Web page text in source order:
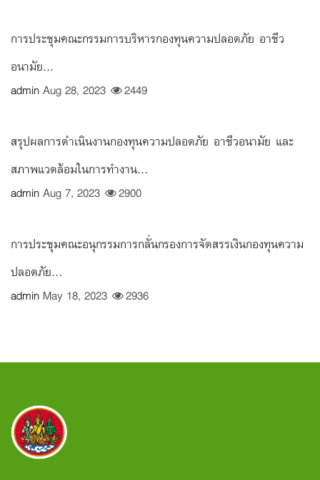
การประชุมคณะกรรมการบริหารกองทุนความปลอดภัย อาชีว
อนามัย...
adminAug 28, 2023 2449
สรุปผลการดำเนินงานกองทุนความปลอดภัย อาชีวอนามัย และ
สภาพแวดล้อมในการทำงาน...
adminAug 7, 2023 2900
การประชุมคณะอนุกรรมการกลั่นกรองการจัดสรรเงินกองทุนความ
ปลอดภัย...
admin May 18, 2023 2936